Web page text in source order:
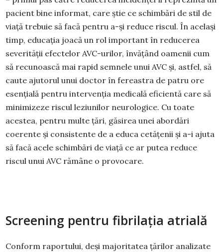
pacient bine informat, care știe ce schimbări de stil de
viață trebuie să facă pentru a-și reduce riscul. În același
timp, educația joacă un rol important în reducerea
severității efectelor AVC-urilor, învățând oamenii cum
să recunoască mai rapid semnele unui AVC și, astfel, să
caute ajutorul unui doctor în fereastra de patru ore
esențială pentru intervenția medicală eficientă care să
minimizeze riscul leziunilor neurologice. Cu toate
acestea, pentru multe țări, găsirea unei abordări
coerente și consistente de a educa cetățenii și a-i ajuta
să facă acele schimbări de viață ce ar putea reduce
riscul unui AVC rămâne o provocare.
Screening pentru fibrilația atrială
Conform raportului, deși majoritatea țărilor analizate